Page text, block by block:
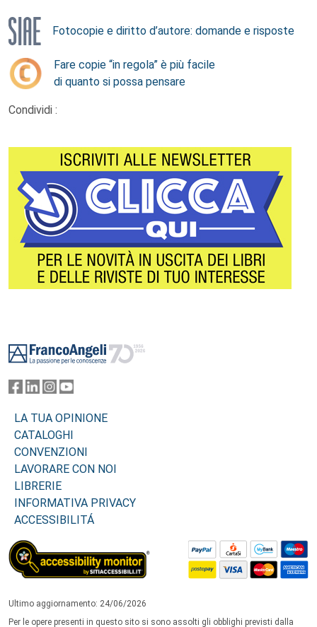
Fotocopie e diritto d’autore: domande e risposte
Fare copie “in regola” è più facile
di quanto si possa pensare
Condividi :
LA TUA OPINIONE
CATALOGHI
CONVENZIONI
LAVORARE CON NOI
LIBRERIE
INFORMATIVA PRIVACY
ACCESSIBILITÁ
Ultimo aggiornamento: 24/06/2026
Per le opere presenti in questo sito si sono assolti gli obblighi previsti dalla